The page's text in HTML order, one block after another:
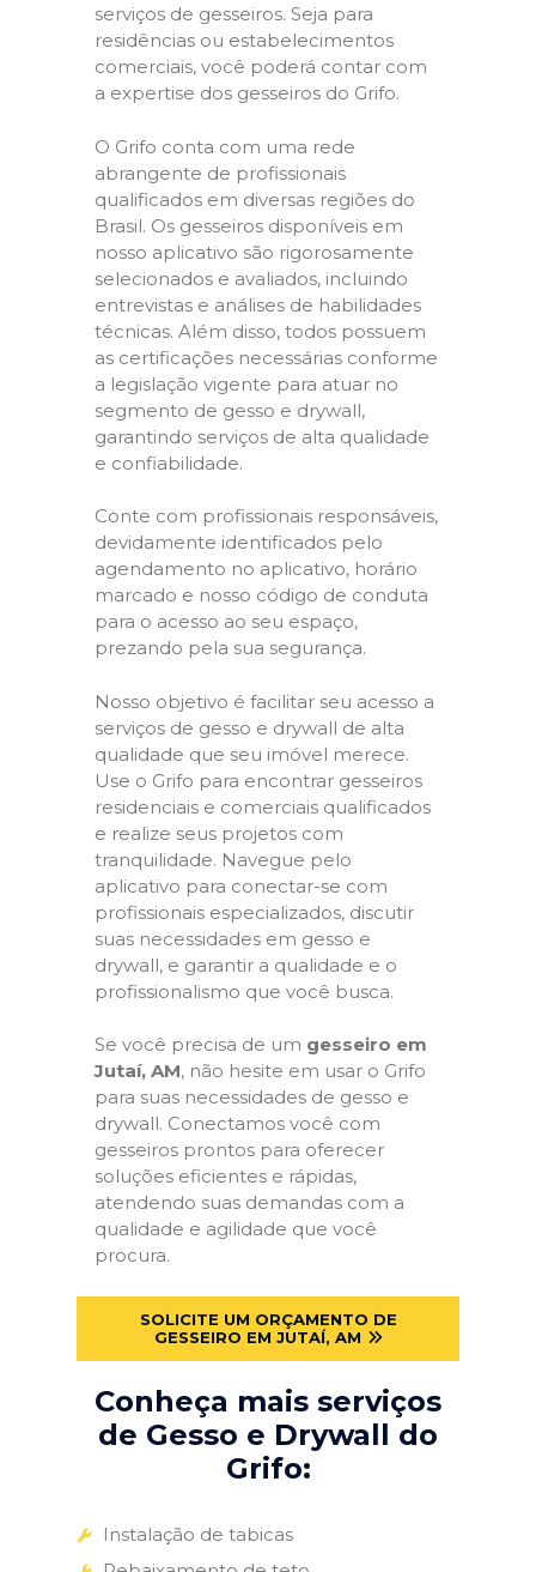
serviços de gesseiros. Seja para
residências ou estabelecimentos
comerciais, você poderá contar com
a expertise dos gesseiros do Grifo.
O Grifo conta com uma rede
abrangente de profissionais
qualificados em diversas regiões do
Brasil. Os gesseiros disponíveis em
nosso aplicativo são rigorosamente
selecionados e avaliados, incluindo
entrevistas e análises de habilidades
técnicas. Além disso, todos possuem
as certificações necessárias conforme
a legislação vigente para atuar no
segmento de gesso e drywall,
garantindo serviços de alta qualidade
e confiabilidade.
Conte com profissionais responsáveis,
devidamente identificados pelo
agendamento no aplicativo, horário
marcado e nosso código de conduta
para o acesso ao seu espaço,
prezando pela sua segurança.
Nosso objetivo é facilitar seu acesso a
serviços de gesso e drywall de alta
qualidade que seu imóvel merece.
Use o Grifo para encontrar gesseiros
residenciais e comerciais qualificados
e realize seus projetos com
tranquilidade. Navegue pelo
aplicativo para conectar-se com
profissionais especializados, discutir
suas necessidades em gesso e
drywall, e garantir a qualidade e o
profissionalismo que você busca.
Se você precisa de um gesseiro em
Jutaí, AM, não hesite em usar o Grifo
para suas necessidades de gesso e
drywall. Conectamos você com
gesseiros prontos para oferecer
soluções eficientes e rápidas,
atendendo suas demandas com a
qualidade e agilidade que você
procura.
SOLICITE UM ORÇAMENTO DE
GESSEIRO EM JUTAÍ, AM
Conheça mais serviços
de Gesso e Drywall do
Grifo:
Instalação de tabicas